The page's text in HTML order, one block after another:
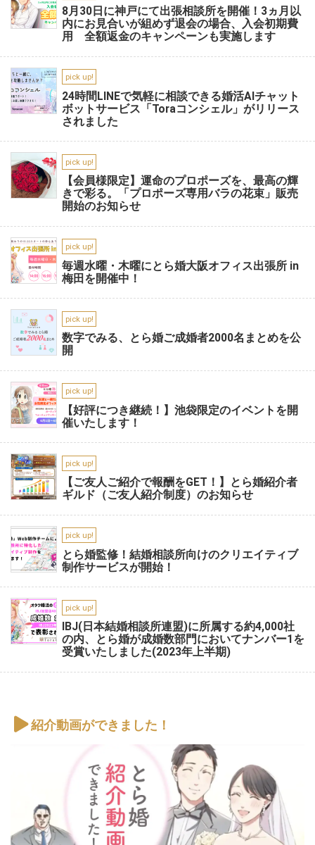
8月30日に神戸にて出張相談所を開催！3ヵ月以
内にお見合いが組めず退会の場合、入会初期費
用 全額返金のキャンペーンも実施します
pick up!
24時間LINEで気軽に相談できる婚活AIチャット
ボットサービス「Toraコンシェル」がリリース
されました
pick up!
【会員様限定】運命のプロポーズを、最高の輝
きで彩る。「プロポーズ専用バラの花束」販売
開始のお知らせ
pick up!
毎週水曜・木曜にとら婚大阪オフィス出張所 in
梅田を開催中！
pick up!
数字でみる、とら婚ご成婚者2000名まとめを公
開
pick up!
【好評につき継続！】池袋限定のイベントを開
催いたします！
pick up!
【ご友人ご紹介で報酬をGET！】とら婚紹介者
ギルド（ご友人紹介制度）のお知らせ
pick up!
とら婚監修！結婚相談所向けのクリエイティブ
制作サービスが開始！
pick up!
IBJ(日本結婚相談所連盟)に所属する約4,000社
の内、とら婚が成婚数部門においてナンバー1を
受賞いたしました(2023年上半期)
紹介動画ができました！